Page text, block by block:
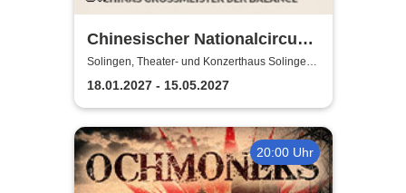
Chinesischer Nationalcircus -
ZENsation - Chinas
Grossmeister der Balance
Solingen, Theater- und Konzerthaus Solingen
Pina-Bausch-Saal
18.01.2027 - 15.05.2027
20:00 Uhr